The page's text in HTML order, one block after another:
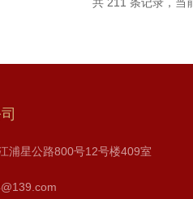
浦星公路800号12号楼409室